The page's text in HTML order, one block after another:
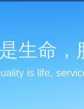
生命，
is life,